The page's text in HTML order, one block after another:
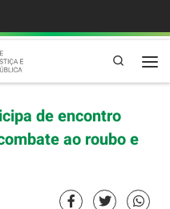
Pesquisa
de encontro
ao roubo e